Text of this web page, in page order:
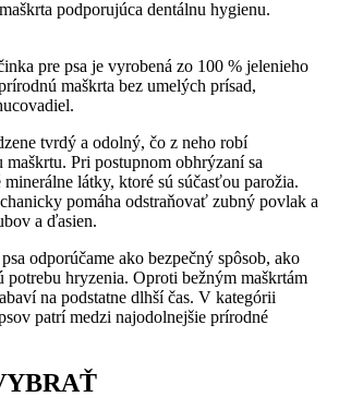
podporujúca dentálnu hygienu.
pre psa je vyrobená zo 100 % jelenieho
maškrta bez umelých prísad,
tvrdý a odolný, čo z neho robí
Pri postupnom obhrýzaní sa
látky, ktoré sú súčasťou parožia.
pomáha odstraňovať zubný povlak a
a ďasien.
odporúčame ako bezpečný spôsob, ako
hryzenia. Oproti bežným maškrtám
na podstatne dlhší čas. V kategórii
patrí medzi najodolnejšie prírodné